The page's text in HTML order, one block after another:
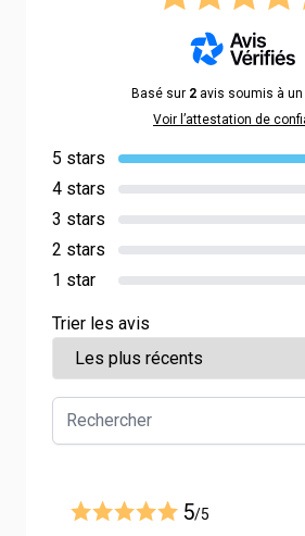
Basé sur 2avis soumis à un
Voir l’attestation de
5 stars
4 stars
3 stars
2 stars
1 star
Trier les avis
5/5